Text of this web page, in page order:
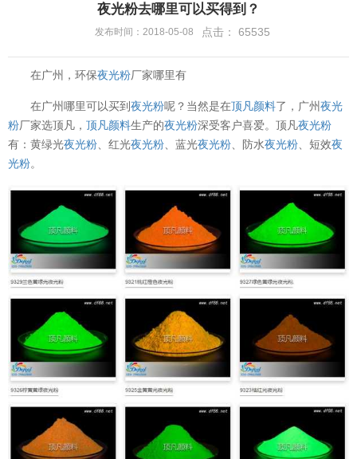
夜光粉去哪里可以买得到？
发布时间：2018-05-08 点击： 65535
在广州，环保夜光粉厂家哪里有
在广州哪里可以买到夜光粉呢？当然是在顶凡颜料了，广州夜光
粉厂家选顶凡， 顶凡颜料生产的夜光粉深受客户喜爱。顶凡夜光粉
有：黄绿光夜光粉 、红光夜光粉 、蓝光夜光粉 、防水夜光粉 、短效夜
光粉。